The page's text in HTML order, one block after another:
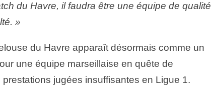
du Havre, il faudra être une équipe de qualité
»
du Havre apparaît désormais comme un
une équipe marseillaise en quête de
jugées insuffisantes en Ligue 1.